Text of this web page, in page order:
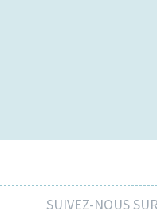
SUIVEZ-NOUS